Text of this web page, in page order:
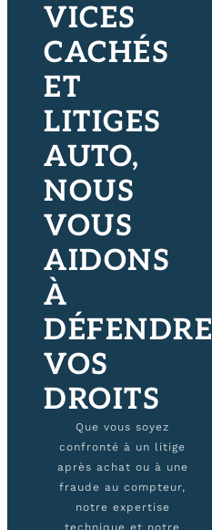
VICES
CACHÉS
ET
LITIGES
AUTO,
NOUS
VOUS
AIDONS
À
DÉFENDRE
VOS
DROITS
Que vous soyez
confronté à un litige
après achat ou à une
fraude au compteur,
notre expertise
technique et notre